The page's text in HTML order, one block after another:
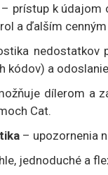
prístup k údajom
a ďalším
nedostatkov
kódov) a
dílerom a
Cat.
– upozornenia
jednoduché a